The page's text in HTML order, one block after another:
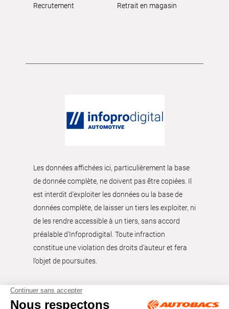
Recrutement
Retrait en magasin
Les données affichées ici, particulièrement la base
de donnée complète, ne doivent pas être copiées. Il
est interdit d’exploiter les données ou la base de
données complète, de laisser un tiers les exploiter, ni
de les rendre accessible à un tiers, sans accord
préalable d'Infoprodigital. Toute infraction
constitue une violation des droits d’auteur et fera
l’objet de poursuites.